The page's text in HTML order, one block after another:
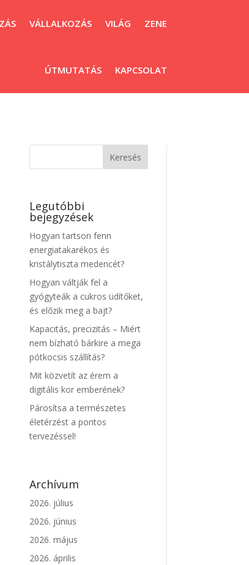
VÁLLALKOZÁS VILÁG ZENE
ÚTMUTATÁS KAPCSOLAT
Legutóbbi
bejegyzések
Hogyan tartson fenn
energiatakarékos és
kristálytiszta medencét?
Hogyan váltják fel a
gyógyteák a cukros üdítőket,
és előzik meg a bajt?
Kapacitás, precizitás – Miért
nem bízható bárkire a mega
pótkocsis szállítás?
Mit közvetít az érem a
digitális kor emberének?
Párosítsa a természetes
életérzést a pontos
tervezéssel!
Archívum
2026. július
2026. június
2026. május
2026. április